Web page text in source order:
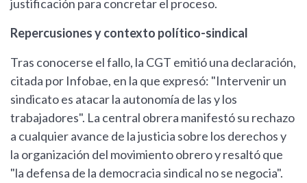
justificación para concretar el proceso.
Repercusiones y contexto político-sindical
Tras conocerse el fallo, la CGT emitió una declaración,
citada por Infobae, en la que expresó: "Intervenir un
sindicato es atacar la autonomía de las y los
trabajadores". La central obrera manifestó su rechazo
a cualquier avance de la justicia sobre los derechos y
la organización del movimiento obrero y resaltó que
"la defensa de la democracia sindical no se negocia".